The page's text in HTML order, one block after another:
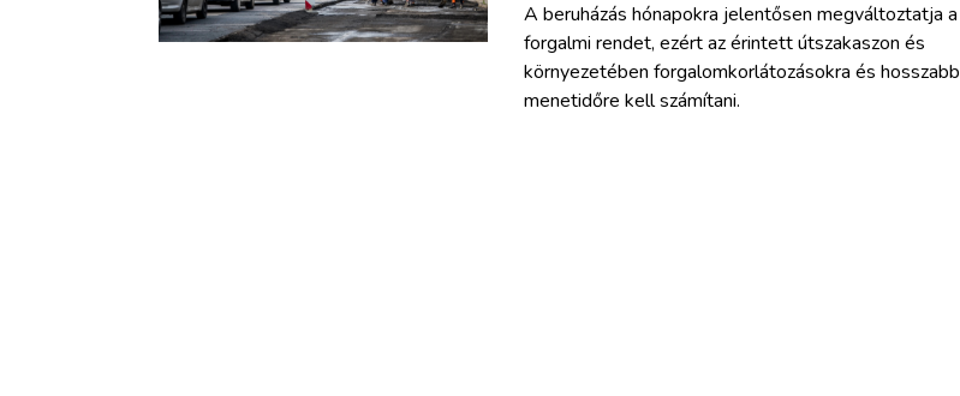
A beruházás hónapokra jelentősen megváltoztatja a
forgalmi rendet, ezért az érintett útszakaszon és
környezetében forgalomkorlátozásokra és hosszabb
menetidőre kell számítani.